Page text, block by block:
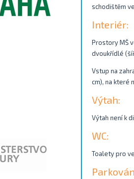
schodištěm
Interiér:
Prostory MŠ
dvoukřídlé
Vstup na
cm), na které
Výtah:
Výtah není k
WC:
Toalety pro